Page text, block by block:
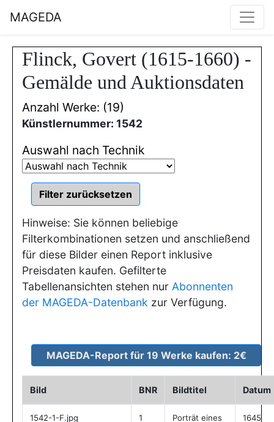
MAGEDA
Flinck, Govert (1615-1660) -
Gemälde und Auktionsdaten
Anzahl Werke: (19)
Künstlernummer: 1542
Auswahl nach Technik
Hinweise: Sie können beliebige
Filterkombinationen setzen und anschließend
für diese Bilder einen Report inklusive
Preisdaten kaufen. Gefilterte
Tabellenansichten stehen nur Abonnenten
der MAGEDA-Datenbank zur Verfügung.
Bild BNR Bildtitel Datum
1542-1-F.jpg 1
Porträt eines
1645